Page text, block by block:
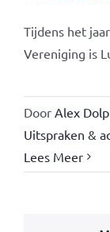
Tijdens het
Vereniging is
Door Alex
Uitspraken &
Lees Meer